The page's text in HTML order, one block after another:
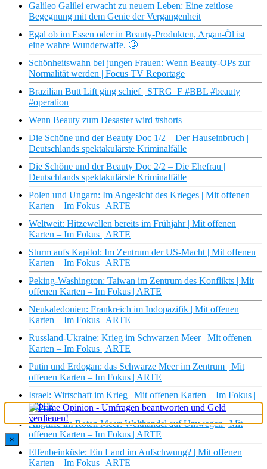
Galileo Galilei erwacht zu neuem Leben: Eine zeitlose
Begegnung mit dem Genie der Vergangenheit
Egal ob im Essen oder in Beauty-Produkten, Argan-Öl ist
eine wahre Wunderwaffe. 🤩
Schönheitswahn bei jungen Frauen: Wenn Beauty-OPs zur
Normalität werden | Focus TV Reportage
Brazilian Butt Lift ging schief | STRG_F #BBL #beauty
#operation
Wenn Beauty zum Desaster wird #shorts
Die Schöne und der Beauty Doc 1/2 – Der Hauseinbruch |
Deutschlands spektakulärste Kriminalfälle
Die Schöne und der Beauty Doc 2/2 – Die Ehefrau |
Deutschlands spektakulärste Kriminalfälle
Polen und Ungarn: Im Angesicht des Krieges | Mit offenen
Karten – Im Fokus | ARTE
Weltweit: Hitzewellen bereits im Frühjahr | Mit offenen
Karten – Im Fokus | ARTE
Sturm aufs Kapitol: Im Zentrum der US-Macht | Mit offenen
Karten – Im Fokus | ARTE
Peking-Washington: Taiwan im Zentrum des Konflikts | Mit
offenen Karten – Im Fokus | ARTE
Neukaledonien: Frankreich im Indopazifik | Mit offenen
Karten – Im Fokus | ARTE
Russland-Ukraine: Krieg im Schwarzen Meer | Mit offenen
Karten – Im Fokus | ARTE
Putin und Erdogan: das Schwarze Meer im Zentrum | Mit
offenen Karten – Im Fokus | ARTE
Israel: Wirtschaft im Krieg | Mit offenen Karten – Im Fokus |
ARTE
Angriffe im Roten Meer: Welthandel auf Umwegen | Mit
offenen Karten – Im Fokus | ARTE
Elfenbeinküste: Ein Land im Aufschwung? | Mit offenen
Karten – Im Fokus | ARTE
×